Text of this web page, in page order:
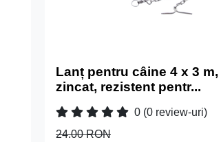
Lanț pentru câine 4 x 3 m,
zincat, rezistent pentr...
0 (0 review-uri)
24.00 RON